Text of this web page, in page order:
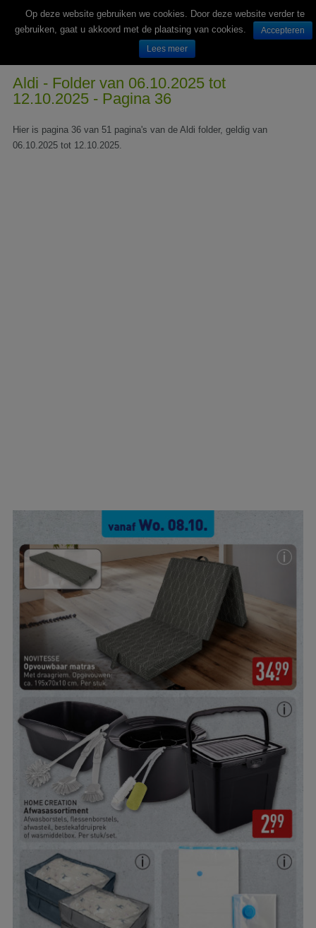
Wekelijks nieuwe folders van Nederlandse supermarkten en winkels
Aldi - Folder van 06.10.2025 tot
12.10.2025 - Pagina 36
Hier is pagina 36 van 51 pagina's van de Aldi folder, geldig van
06.10.2025 tot 12.10.2025.
Op deze website gebruiken we cookies. Door deze website verder te
gebruiken, gaat u akkoord met de plaatsing van cookies.
Accepteren
Lees meer